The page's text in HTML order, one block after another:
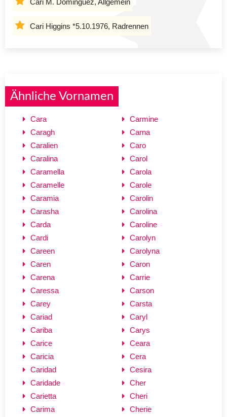
Cari M. Dominguez, Allgemein
Cari Higgins *5.10.1976, Radrennen
Ähnliche Vornamen
Cara
Caragh
Caralien
Caralina
Caramella
Caramelle
Caramia
Carasha
Carda
Cardi
Careen
Caren
Carena
Caressa
Carey
Cariad
Cariba
Carice
Caricia
Caridad
Caridade
Carietta
Carima
Carmine
Carna
Caro
Carol
Carola
Carole
Carolin
Carolina
Caroline
Carolyn
Carolyna
Caron
Carrie
Carson
Carsta
Caryl
Carys
Ceara
Cera
Cesira
Cher
Cheri
Cherie